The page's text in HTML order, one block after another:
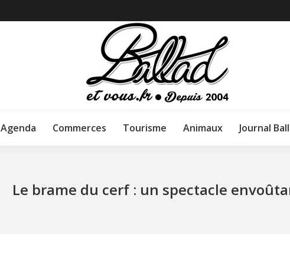
Agenda Commerces Tourisme Animaux Journal
Le brame du cerf : un spectacle